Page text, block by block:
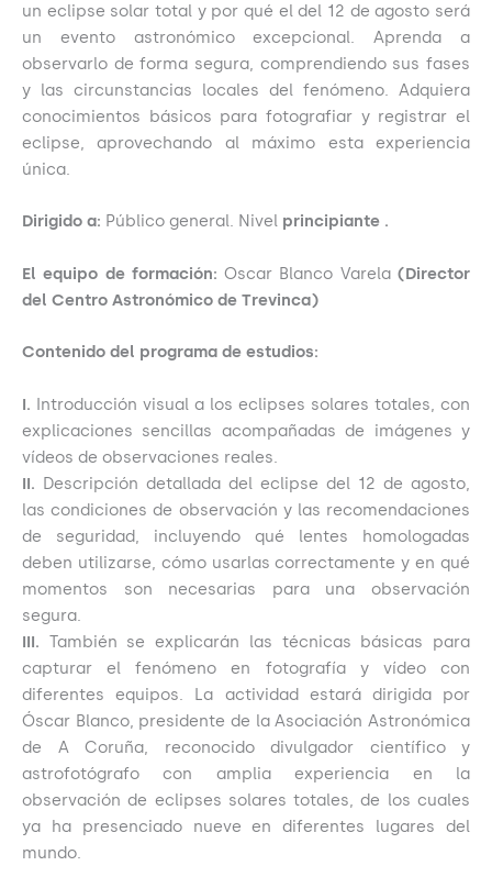
un eclipse solar total y por qué el del 12 de agosto será
un evento astronómico excepcional. Aprenda a
observarlo de forma segura, comprendiendo sus fases
y las circunstancias locales del fenómeno. Adquiera
conocimientos básicos para fotografiar y registrar el
eclipse, aprovechando al máximo esta experiencia
única.
Dirigido a: Público general. Nivel principiante .
El equipo de formación: Oscar Blanco Varela(Director
del Centro Astronómico de Trevinca)
Contenido del programa de estudios:
I. Introducción visual a los eclipses solares totales, con
explicaciones sencillas acompañadas de imágenes y
vídeos de observaciones reales.
II. Descripción detallada del eclipse del 12 de agosto,
las condiciones de observación y las recomendaciones
de seguridad, incluyendo qué lentes homologadas
deben utilizarse, cómo usarlas correctamente y en qué
momentos son necesarias para una observación
segura.
III. También se explicarán las técnicas básicas para
capturar el fenómeno en fotografía y vídeo con
diferentes equipos. La actividad estará dirigida por
Óscar Blanco, presidente de la Asociación Astronómica
de A Coruña, reconocido divulgador científico y
astrofotógrafo con amplia experiencia en la
observación de eclipses solares totales, de los cuales
ya ha presenciado nueve en diferentes lugares del
mundo.